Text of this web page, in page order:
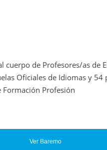
de Profesores/as de
Oficiales de Idiomas y
Formación Profesión
Ver Baremo